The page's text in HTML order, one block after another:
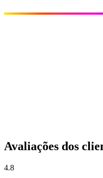
Avaliações dos
4.8